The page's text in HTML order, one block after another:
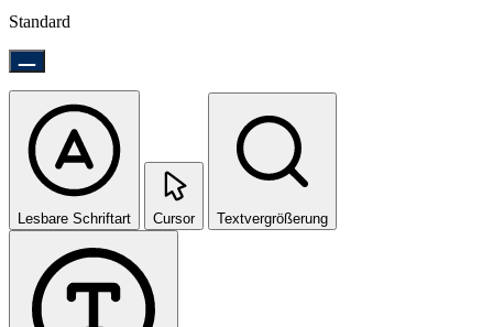
Standard
Lesbare Schriftart Cursor Textvergrößerung